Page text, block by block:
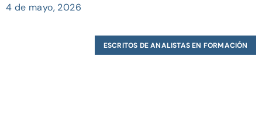
4 de mayo, 2026
ESCRITOS DE ANALISTAS EN FORMACIÓN